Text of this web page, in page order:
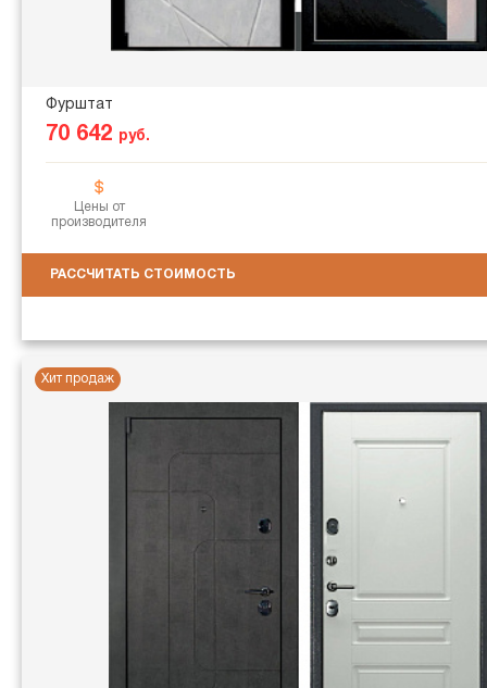
Фурштат
70 642 руб.
Цены от
производителя
РАССЧИТАТЬ СТОИМОСТЬ
Хит продаж